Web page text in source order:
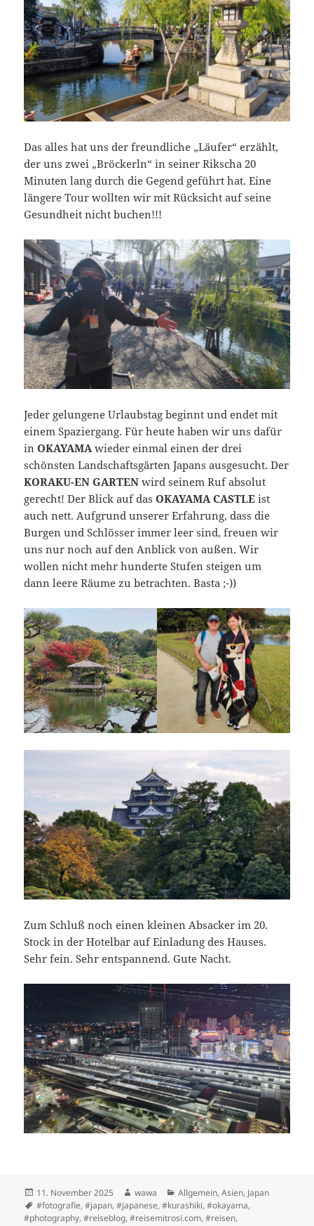
Das alles hat uns der freundliche „Läufer“ erzählt,
der uns zwei „Bröckerln“ in seiner Rikscha 20
Minuten lang durch die Gegend geführt hat. Eine
längere Tour wollten wir mit Rücksicht auf seine
Gesundheit nicht buchen!!!
Jeder gelungene Urlaubstag beginnt und endet mit
einem Spaziergang. Für heute haben wir uns dafür
inOKAYAMAwieder einmal einen der drei
schönsten Landschaftsgärten Japans ausgesucht. Der
KORAKU-EN GARTENwird seinem Ruf absolut
gerecht! Der Blick auf das OKAYAMA CASTLEist
auch nett. Aufgrund unserer Erfahrung, dass die
Burgen und Schlösser immer leer sind, freuen wir
uns nur noch auf den Anblick von außen. Wir
wollen nicht mehr hunderte Stufen steigen um
dann leere Räume zu betrachten. Basta ;-))
Zum Schluß noch einen kleinen Absacker im 20.
Stock in der Hotelbar auf Einladung des Hauses.
Sehr fein. Sehr entspannend. Gute Nacht.
Posted
on
11. November 2025 Author
wawa Categories
Allgemein,Asien, Japan
Tags
#fotografie,#japan,#japanese,#kurashiki,#okayama,
#photography,#reiseblog,#reisemitrosi.com,#reisen,